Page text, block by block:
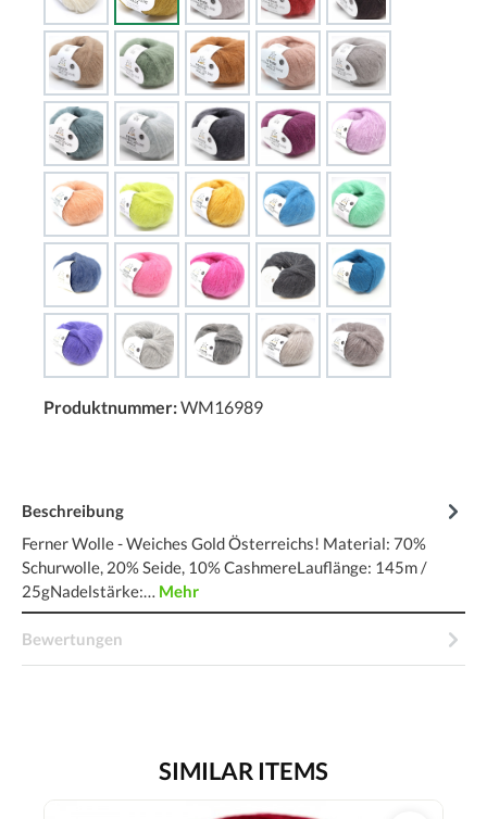
Produktnummer:WM16989
Beschreibung
Ferner Wolle - Weiches Gold Österreichs! Material: 70%
Schurwolle, 20% Seide, 10% CashmereLauflänge: 145m /
25gNadelstärke:… Mehr
Bewertungen
SIMILAR ITEMS